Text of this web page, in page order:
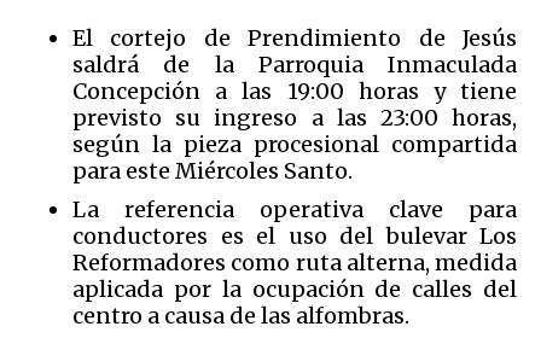
El cortejo de Prendimiento de Jesús
saldrá de la Parroquia Inmaculada
Concepción a las 19:00 horas y tiene
previsto su ingreso a las 23:00 horas,
según la pieza procesional compartida
para este Miércoles Santo.
La referencia operativa clave para
conductores es el uso del bulevar Los
Reformadores como ruta alterna, medida
aplicada por la ocupación de calles del
centro a causa de las alfombras.